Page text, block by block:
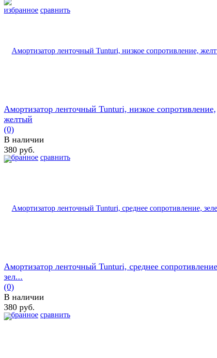
избранное сравнить
избранное сравнить
Амортизатор ленточный Tunturi, низкое сопротивление,
желтый
(0)
В наличии
380 руб.
избранное сравнить
Амортизатор ленточный Tunturi, среднее
зел...
(0)
В наличии
380 руб.